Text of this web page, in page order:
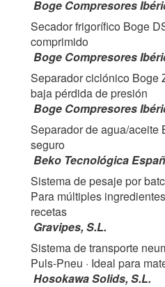
Boge Compresores
Secador frigorífico Boge
comprimido
Boge Compresores
Separador ciclónico Boge
baja pérdida de presión
Boge Compresores
Separador de agua/aceite
seguro
Beko Tecnológica
Sistema de pesaje por
Para múltiples
recetas
Gravipes, S.L.
Sistema de transporte
Puls-Pneu · Ideal para
Hosokawa Solids, S.L.